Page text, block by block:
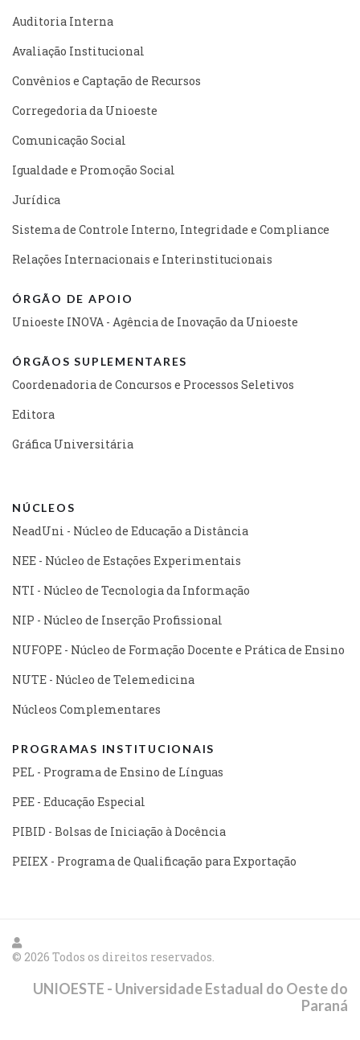
Auditoria Interna
Avaliação Institucional
Convênios e Captação de Recursos
Corregedoria da Unioeste
Comunicação Social
Igualdade e Promoção Social
Jurídica
Sistema de Controle Interno, Integridade e Compliance
Relações Internacionais e Interinstitucionais
ÓRGÃO DE APOIO
Unioeste INOVA - Agência de Inovação da Unioeste
ÓRGÃOS SUPLEMENTARES
Coordenadoria de Concursos e Processos Seletivos
Editora
Gráfica Universitária
NÚCLEOS
NeadUni - Núcleo de Educação a Distância
NEE - Núcleo de Estações Experimentais
NTI - Núcleo de Tecnologia da Informação
NIP - Núcleo de Inserção Profissional
NUFOPE - Núcleo de Formação Docente e Prática de Ensino
NUTE - Núcleo de Telemedicina
Núcleos Complementares
PROGRAMAS INSTITUCIONAIS
PEL - Programa de Ensino de Línguas
PEE - Educação Especial
PIBID - Bolsas de Iniciação à Docência
PEIEX - Programa de Qualificação para Exportação
© 2026 Todos os direitos reservados.
UNIOESTE - Universidade Estadual do Oeste do
Paraná